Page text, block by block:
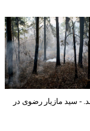
سید مازیار رضوی در